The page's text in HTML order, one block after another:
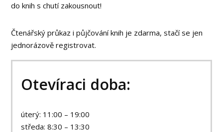
do knih s chutí zakousnout!
Čtenářský průkaz i půjčování knih je zdarma, stačí se jen
jednorázově registrovat.
Otevíraci doba:
úterý: 11:00 – 19:00
středa: 8:30 – 13:30